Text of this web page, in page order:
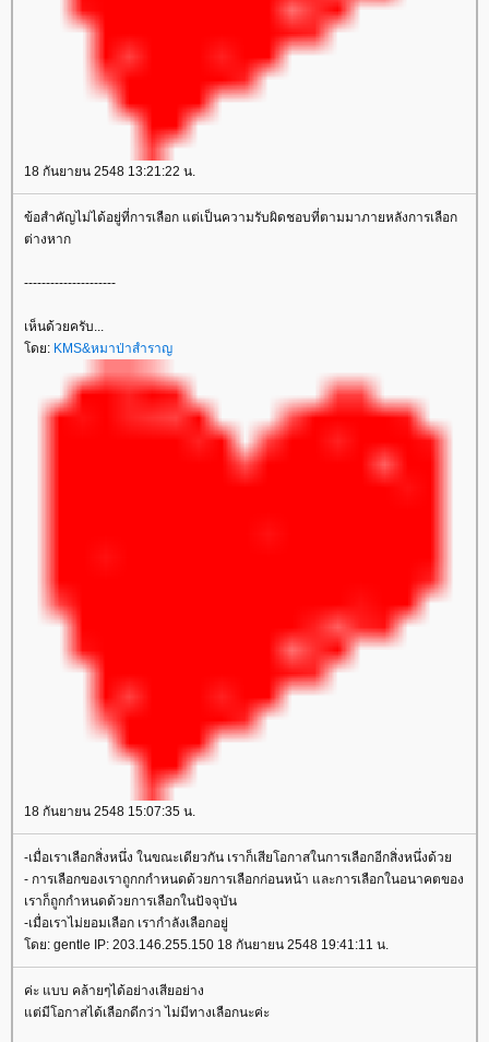
18 กันยายน 2548 13:21:22 น.
ข้อสำคัญไม่ได้อยู่ที่การเลือก แต่เป็นความรับผิดชอบที่ตามมาภายหลังการเลือก
ต่างหาก
---------------------
เห็นด้วยครับ...
ดย: KMS&หมาป่าสำราญ
18 กันยายน 2548 15:07:35 น.
-เมื่อเราเลือกสิ่งหนึ่ง ในขณะเดียวกัน เราก็เสียโอกาสในการเลือกอีกสิ่งหนึ่งด้ว
- การเลือกของเราถูกกกำหนดด้วยการเลือกก่อนหน้า และการเลือกในอนาคตของ
เราก็ถูกกำหนดด้วยการเลือกในปัจจุบัน
-เมื่อเราไม่ยอมเลือก เรากำลังเลือกอยู่
ดย: gentle IP: 203.146.255.150 18 กันยายน 2548 19:41:11 น.
ค่ะ แบบ คล้ายๆได้อย่างเสียอย่าง
ต่มีโอกาสได้เลือกดีกว่า ไม่มีทางเลือกนะค่ะ